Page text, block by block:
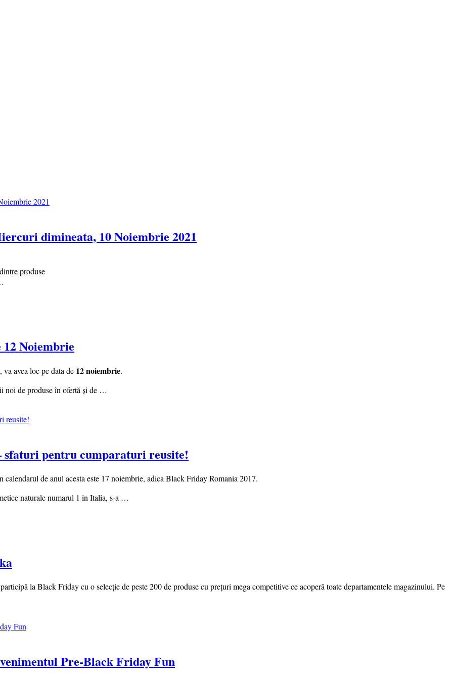
dimineata, 10 Noiembrie 2021
produse
Noiembrie
avea loc pe data de 12 noiembrie.
noi de produse în ofertă și de …
sfaturi pentru cumparaturi reusite!
de anul acesta este 17 noiembrie, adica Black Friday Romania 2017.
naturale numarul 1 in Italia, s-a …
la Black Friday cu o selecție de peste 200 de produse cu prețuri mega competitive ce acoperă toate departamentele magazinului. Pe
Pre-Black Friday Fun